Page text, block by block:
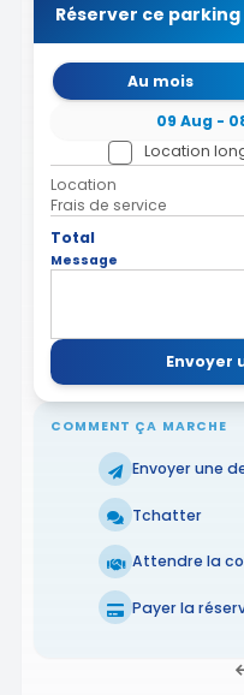
Réserver ce parking
Au mois
09 Aug -
Location
Location
Frais de service
Total
Message
Envoyer
COMMENT ÇA MARCHE
Envoyer une
Tchatter
Attendre la
Payer la